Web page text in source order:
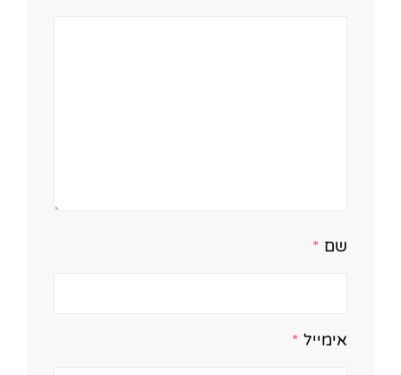
שם *
אימייל *